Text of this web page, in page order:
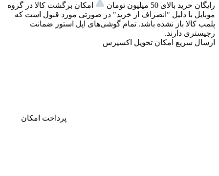
رایگان خرید بالای 50 میلیون تومان
امکان برگشت کالا در گروه
موبایل با دلیل "انصراف از خرید" در صورتی مورد قبول است که
پلمب کالا باز نشده باشد. تمام گوشی‌های اپل استور ضمانت
رجیستری دارند.
ارسال سریع امکان تحویل اکسپرس
پرداخت امکان